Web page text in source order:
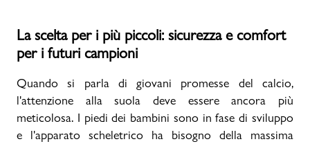
La scelta per i più piccoli: sicurezza e comfort
per i futuri campioni
Quando si parla di giovani promesse del calcio,
l'attenzione alla suola deve essere ancora più
meticolosa. I piedi dei bambini sono in fase di sviluppo
e l'apparato scheletrico ha bisogno della massima